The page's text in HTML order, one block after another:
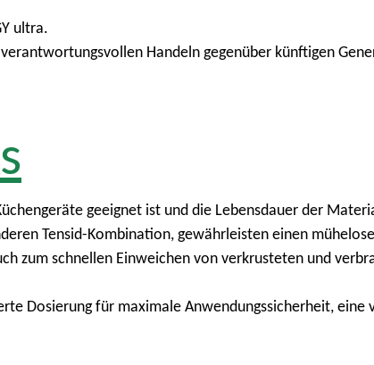
ultra.
Handeln gegenüber künftigen
geeignet ist und die Lebensdauer der
Tensid-Kombination, gewährleisten einen
zum schnellen Einweichen von verkrusteten und
Dosierung für maximale Anwendungssicherheit,